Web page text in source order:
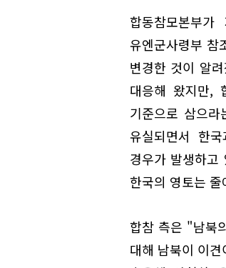
합동참모본부
유엔군사령부
변경한 것이 알
대응해 왔지만,
기준으로 삼으
유실되면서 한
경우가 발생하고
한국의 영토는
합참 측은 "남북
대해 남북이 이